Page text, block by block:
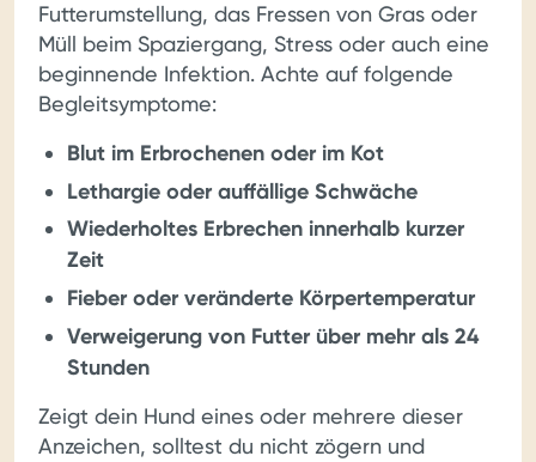
Futterumstellung, das Fressen von Gras oder
Müll beim Spaziergang, Stress oder auch eine
beginnende Infektion. Achte auf folgende
Begleitsymptome:
Blut im Erbrochenen oder im Kot
Lethargie oder auffällige Schwäche
Wiederholtes Erbrechen innerhalb kurzer
Zeit
Fieber oder veränderte Körpertemperatur
Verweigerung von Futter über mehr als 24
Stunden
Zeigt dein Hund eines oder mehrere dieser
Anzeichen, solltest du nicht zögern und